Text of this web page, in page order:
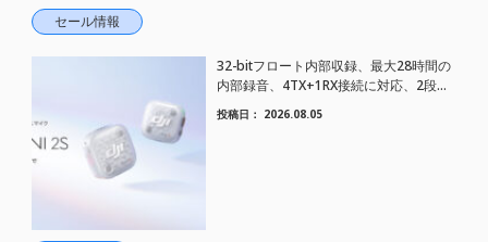
セール情報
32-bitフロート内部収録、最大28時間の
内部録音、4TX+1RX接続に対応、2段階
AIノイズキャンセリング搭載｜コンパク
トワイヤレスマイク DJI Mic Mini 2S 登場
投稿日： 2026.08.05